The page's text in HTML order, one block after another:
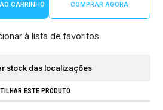
CARRINHO COMPRAR AGORA
à lista de favoritos
stock das localizações
ESTE PRODUTO